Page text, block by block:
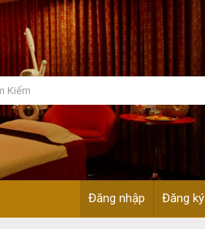
Đăng nhập Đăng ký